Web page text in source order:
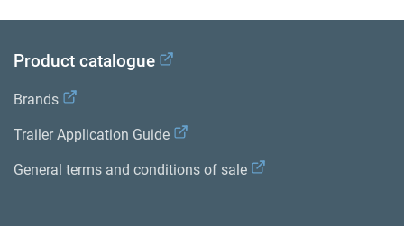
Product catalogue
Brands
Trailer Application Guide
General terms and conditions of sale